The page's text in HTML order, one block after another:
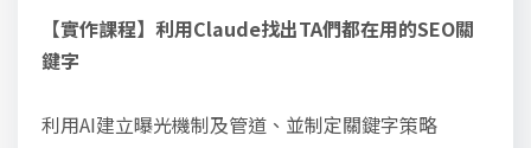
【實作課程】利用Claude找出TA們都在用的SEO關
鍵字
利用AI建立曝光機制及管道、並制定關鍵字策略